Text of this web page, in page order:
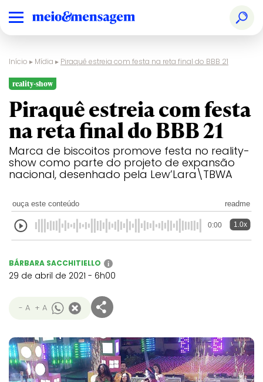
Início ▸ Mídia ▸ Piraquê estreia com festa na reta final do BBB 21
reality-show
Piraquê estreia com festa
na reta final do BBB 21
Marca de biscoitos promove festa no reality-
show como parte do projeto de expansão
nacional, desenhado pela Lew’Lara\TBWA
ouça este conteúdo readme
0:00 1.0x
BÁRBARA SACCHITIELLO i
29 de abril de 2021 - 6h00
- A + A